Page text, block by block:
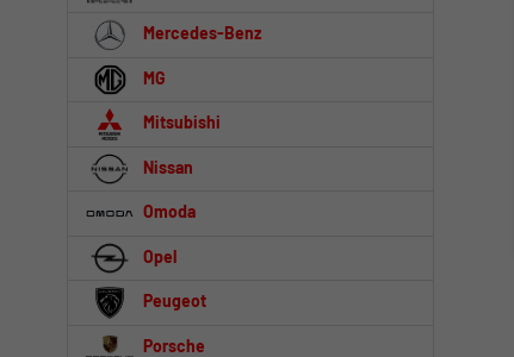
Mercedes-Benz
MG
Mitsubishi
Nissan
Omoda
Opel
Peugeot
Porsche